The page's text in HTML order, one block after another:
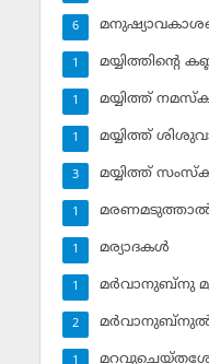
6
മയ്യിത്തിന്റെ
1
മയ്യിത്ത്
1
മയ്യിത്ത്
1
മയ്യിത്ത്
3
1
മര്യാദകള്‍
1
മര്‍വാനുബ്‌നു
1
2